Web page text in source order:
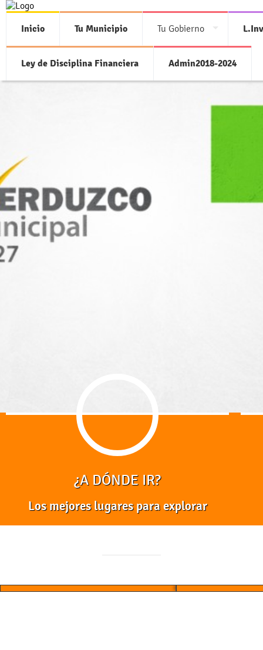
Inicio Tu Municipio Tu Gobierno
Ley de Disciplina Financiera Admin2018-2024
¿A DÓNDE IR?
Los mejores lugares para explorar
Canina y Felina por parte de